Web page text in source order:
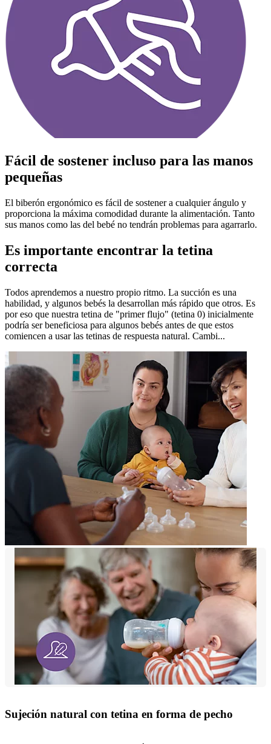
Fácil de sostener incluso para las manos
pequeñas
El biberón ergonómico es fácil de sostener a cualquier ángulo y
proporciona la máxima comodidad durante la alimentación. Tanto
sus manos como las del bebé no tendrán problemas para agarrarlo.
Es importante encontrar la tetina
correcta
Todos aprendemos a nuestro propio ritmo. La succión es una
habilidad, y algunos bebés la desarrollan más rápido que otros. Es
por eso que nuestra tetina de "primer flujo" (tetina 0) inicialmente
podría ser beneficiosa para algunos bebés antes de que estos
comiencen a usar las tetinas de respuesta natural. Cambi...
Sujeción natural con tetina en forma de pecho